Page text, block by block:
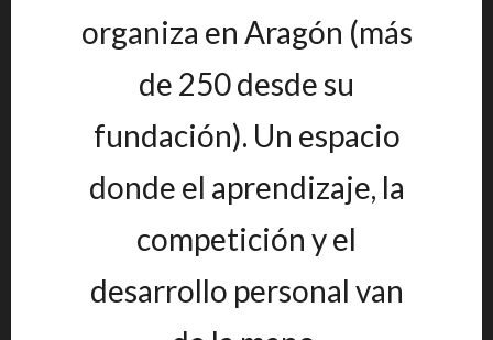
organiza en Aragón (más
de 250 desde su
fundación). Un espacio
donde el aprendizaje, la
competición y el
desarrollo personal van